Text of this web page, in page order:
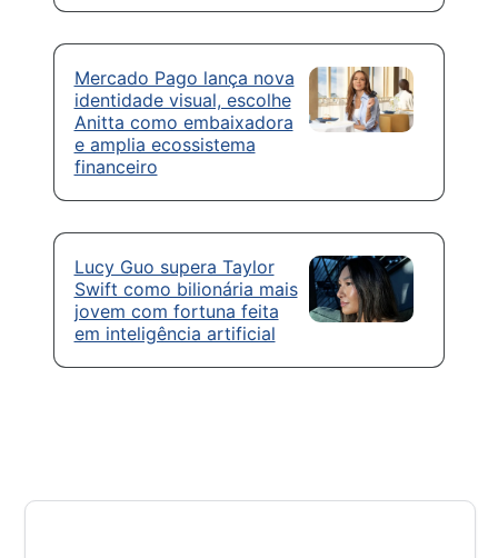
Mercado Pago lança nova
identidade visual, escolhe
Anitta como embaixadora
e amplia ecossistema
financeiro
Lucy Guo supera Taylor
Swift como bilionária mais
jovem com fortuna feita
em inteligência artificial